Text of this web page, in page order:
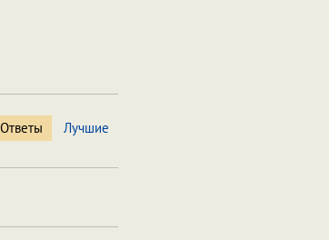
Ответы Лучшие